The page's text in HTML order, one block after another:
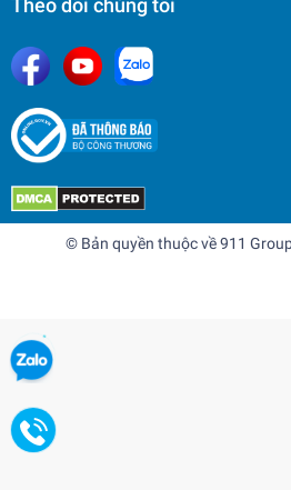
Theo dõi chúng tôi
© Bản quyền thuộc về911